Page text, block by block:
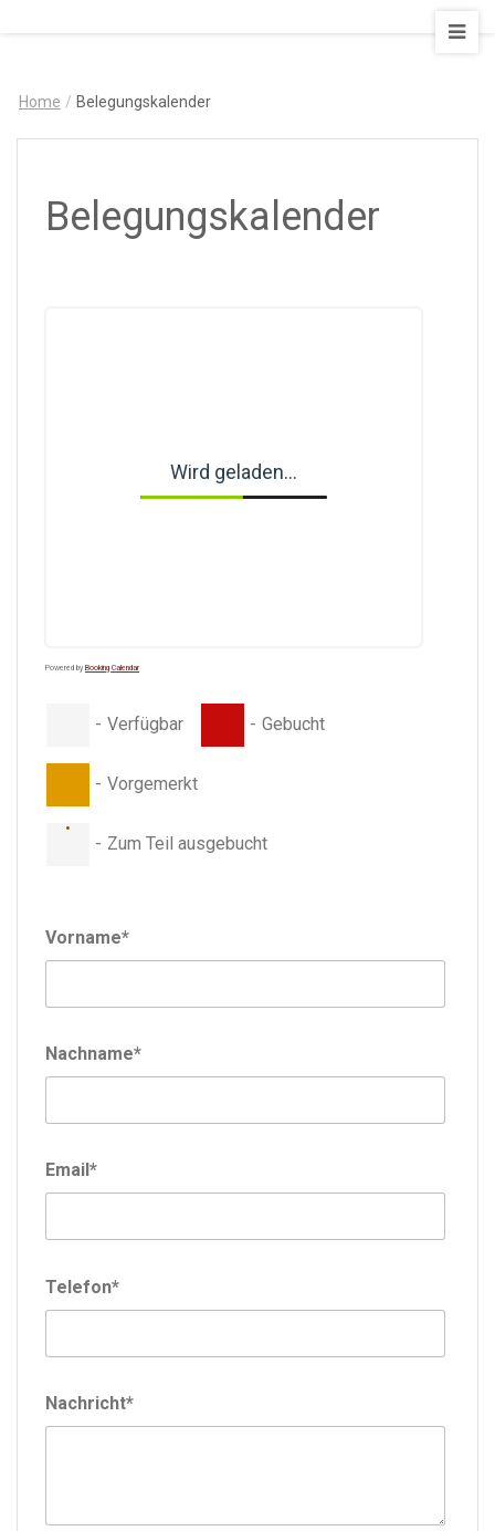
Art
&
Design
Home / Belegungskalender
Belegungskalender
Wird geladen...
Powered by Booking Calendar
- Verfügbar - Gebucht
- Vorgemerkt
·
- Zum Teil ausgebucht
Vorname*
Nachname*
Email*
Telefon*
Nachricht*